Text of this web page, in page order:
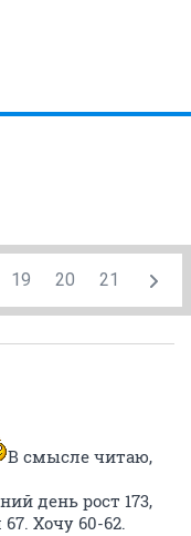
19 20 21
В смысле читаю,
день рост 173,
Хочу 60-62.